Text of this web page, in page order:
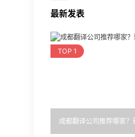
最新发表
TOP 1
成都翻译公司推荐哪家